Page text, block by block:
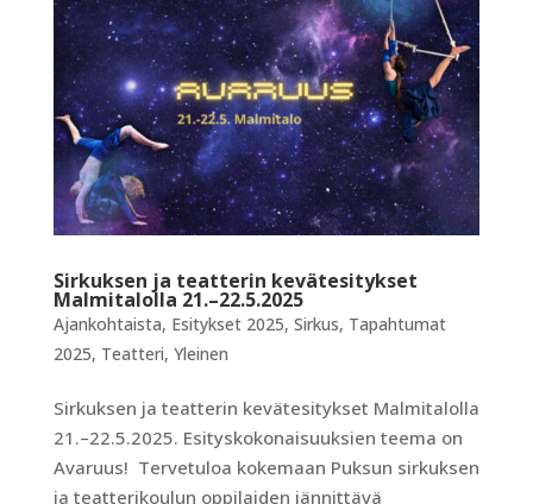
Sirkuksen ja teatterin kevätesitykset
Malmitalolla 21.–22.5.2025
Ajankohtaista, Esitykset 2025, Sirkus, Tapahtumat
2025, Teatteri, Yleinen
Sirkuksen ja teatterin kevätesitykset Malmitalolla
21.–22.5.2025. Esityskokonaisuuksien teema on
Avaruus! Tervetuloa kokemaan Puksun sirkuksen
ja teatterikoulun oppilaiden jännittävä